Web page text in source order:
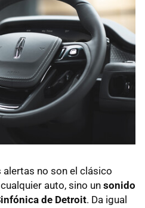
alertas no son el clásico
auto, sino un sonido
de Detroit. Da igual